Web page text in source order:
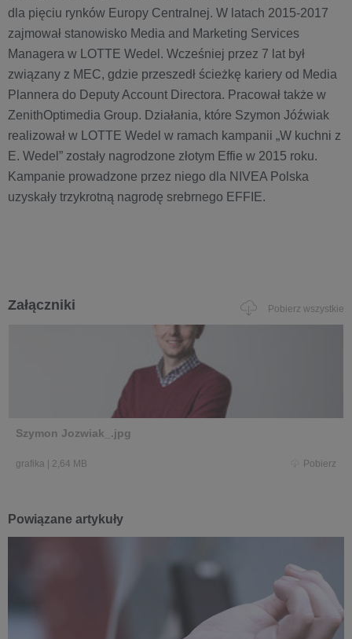
dla pięciu rynków Europy Centralnej. W latach 2015-2017
zajmował stanowisko Media and Marketing Services
Managera w LOTTE Wedel. Wcześniej przez 7 lat był
związany z MEC, gdzie przeszedł ścieżkę kariery od Media
Plannera do Deputy Account Directora. Pracował także w
ZenithOptimedia Group. Działania, które Szymon Jóźwiak
realizował w LOTTE Wedel w ramach kampanii „W kuchni z
E. Wedel” zostały nagrodzone złotym Effie w 2015 roku.
Kampanie prowadzone przez niego dla NIVEA Polska
uzyskały trzykrotną nagrodę srebrnego EFFIE.
Załączniki Pobierz wszystkie
Szymon Jozwiak_.jpg
grafika 2,64 MB Pobierz
Powiązane artykuły